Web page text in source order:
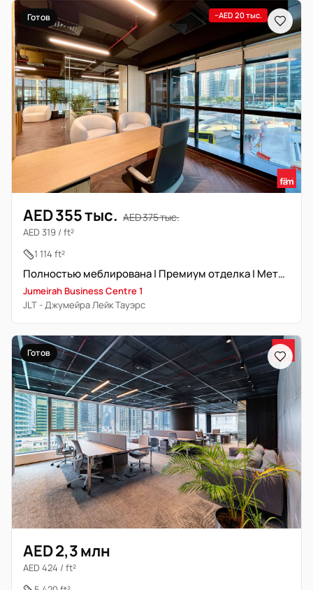
Готов −AED 20 тыс.
AED 355 тыс. AED 375 тыс.
AED 319 / ft²
1 114 ft²
Полностью меблирована | Премиум отделка | Метро
Jumeirah Business Centre 1
JLT - Джумейра Лейк Тауэрс
Готов
AED 2,3 млн
AED 424 / ft²